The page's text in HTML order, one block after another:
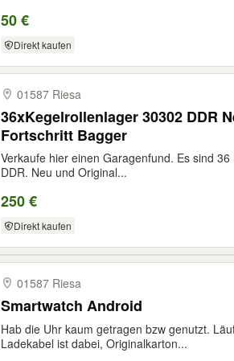
50 €
Direkt kaufen
01587 Riesa
36xKegelrollenlager 30302 DDR
Fortschritt Bagger
Verkaufe hier einen Garagenfund. Es sind
DDR. Neu und Original...
250 €
Direkt kaufen
01587 Riesa
Smartwatch Android
Hab die Uhr kaum getragen bzw genutzt.
Ladekabel ist dabei, Originalkarton...